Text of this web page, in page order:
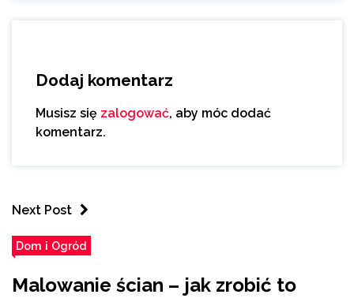
Dodaj komentarz
Musisz się zalogować, aby móc dodać
komentarz.
Next Post
Dom i Ogród
Malowanie ścian – jak zrobić to